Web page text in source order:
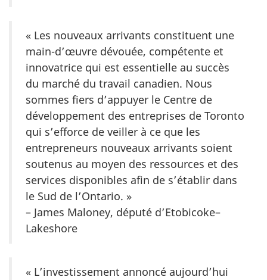
« Les nouveaux arrivants constituent une
main-d’œuvre dévouée, compétente et
innovatrice qui est essentielle au succès
du marché du travail canadien. Nous
sommes fiers d’appuyer le Centre de
développement des entreprises de Toronto
qui s’efforce de veiller à ce que les
entrepreneurs nouveaux arrivants soient
soutenus au moyen des ressources et des
services disponibles afin de s’établir dans
le Sud de l’Ontario. »
– James Maloney, député d’Etobicoke–
Lakeshore
« L’investissement annoncé aujourd’hui